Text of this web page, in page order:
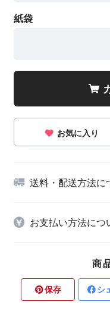
紙袋
お気に入り
送料・配送方法に
お支払い方法につ
商
保存 シ